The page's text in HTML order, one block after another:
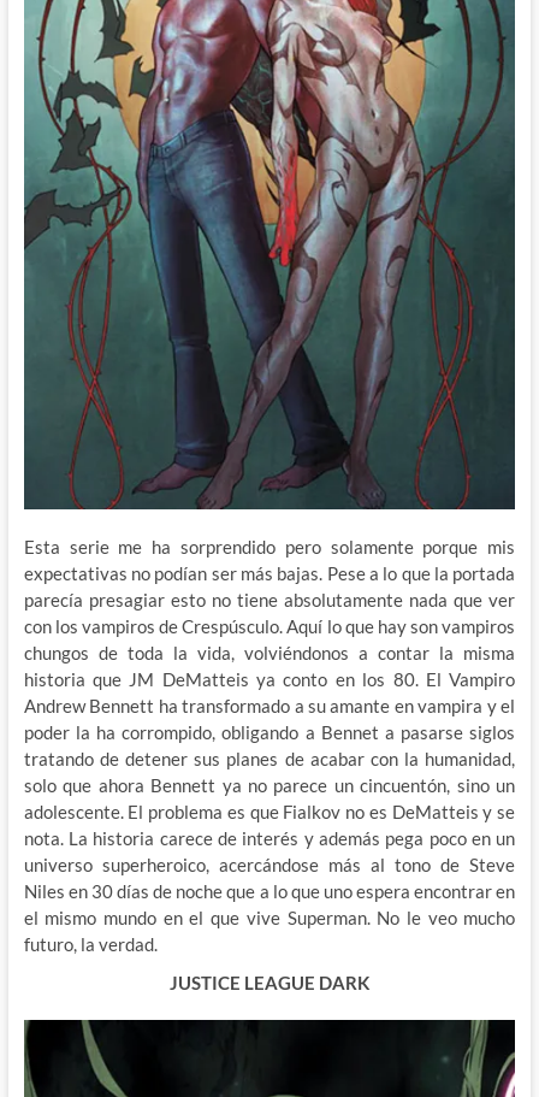
Esta serie me ha sorprendido pero solamente porque mis
expectativas no podían ser más bajas. Pese a lo que la portada
parecía presagiar esto no tiene absolutamente nada que ver
con los vampiros de Crespúsculo. Aquí lo que hay son vampiros
chungos de toda la vida, volviéndonos a contar la misma
historia que JM DeMatteis ya conto en los 80. El Vampiro
Andrew Bennett ha transformado a su amante en vampira y el
poder la ha corrompido, obligando a Bennet a pasarse siglos
tratando de detener sus planes de acabar con la humanidad,
solo que ahora Bennett ya no parece un cincuentón, sino un
adolescente. El problema es que Fialkov no es DeMatteis y se
nota. La historia carece de interés y además pega poco en un
universo superheroico, acercándose más al tono de Steve
Niles en 30 días de noche que a lo que uno espera encontrar en
el mismo mundo en el que vive Superman. No le veo mucho
futuro, la verdad.
JUSTICE LEAGUE DARK